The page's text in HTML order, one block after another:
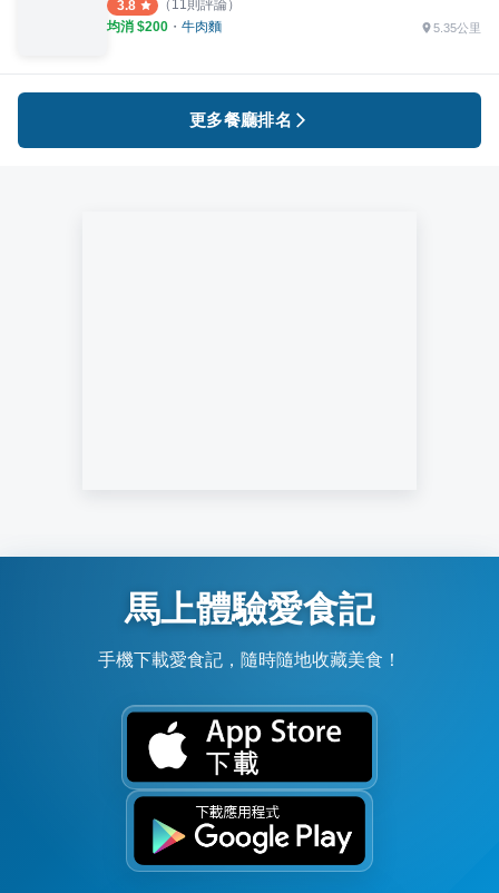
3.8 （ 11則評論）
均消 $200 ・ 牛肉麵 5.35公里
更多餐廳排名
馬上體驗愛食記
手機下載愛食記，隨時隨地收藏美食！